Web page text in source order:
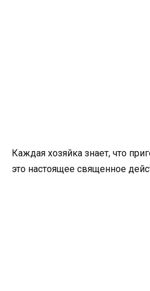
Каждая хозяйка знает, что
это настоящее священное